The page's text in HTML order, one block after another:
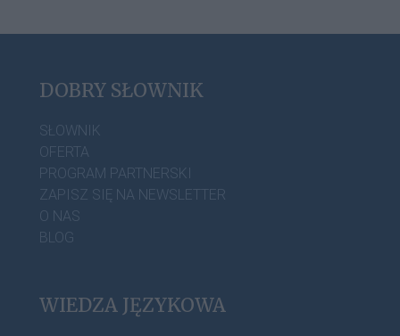
DOBRY SŁOWNIK
SŁOWNIK
OFERTA
PROGRAM PARTNERSKI
ZAPISZ SIĘ NA NEWSLETTER
O NAS
BLOG
WIEDZA JĘZYKOWA